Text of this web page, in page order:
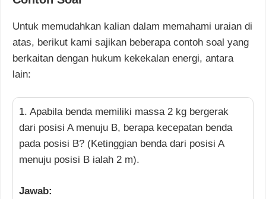
Untuk memudahkan kalian dalam memahami uraian di
atas, berikut kami sajikan beberapa contoh soal yang
berkaitan dengan hukum kekekalan energi, antara
lain:
1. Apabila benda memiliki massa 2 kg bergerak
dari posisi A menuju B, berapa kecepatan benda
pada posisi B? (Ketinggian benda dari posisi A
menuju posisi B ialah 2 m).
Jawab: